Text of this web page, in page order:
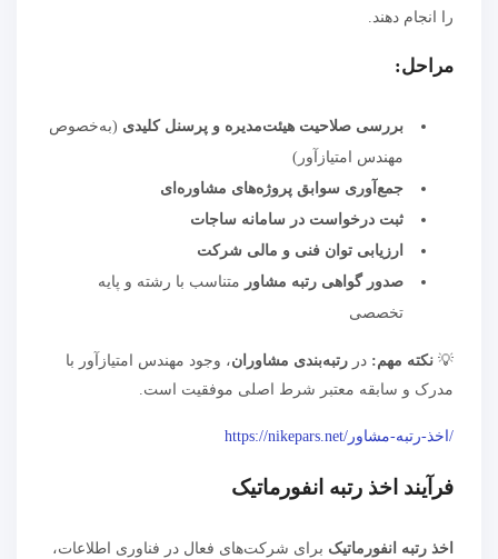
را انجام دهند.
مراحل:
بررسی صلاحیت هیئت‌مدیره و پرسنل کلیدی (به‌خصوص
مهندس امتیازآور)
جمع‌آوری سوابق پروژه‌های مشاوره‌ای
ثبت درخواست در سامانه ساجات
ارزیابی توان فنی و مالی شرکت
صدور گواهی رتبه مشاور متناسب با رشته و پایه
تخصصی
💡 نکته مهم: در رتبه‌بندی مشاوران، وجود مهندس امتیازآور با
مدرک و سابقه معتبر شرط اصلی موفقیت است.
/اخذ-رتبه-مشاور/https://nikepars.net
فرآیند اخذ رتبه انفورماتیک
اخذ رتبه انفورماتیک برای شرکت‌های فعال در فناوری اطلاعات،